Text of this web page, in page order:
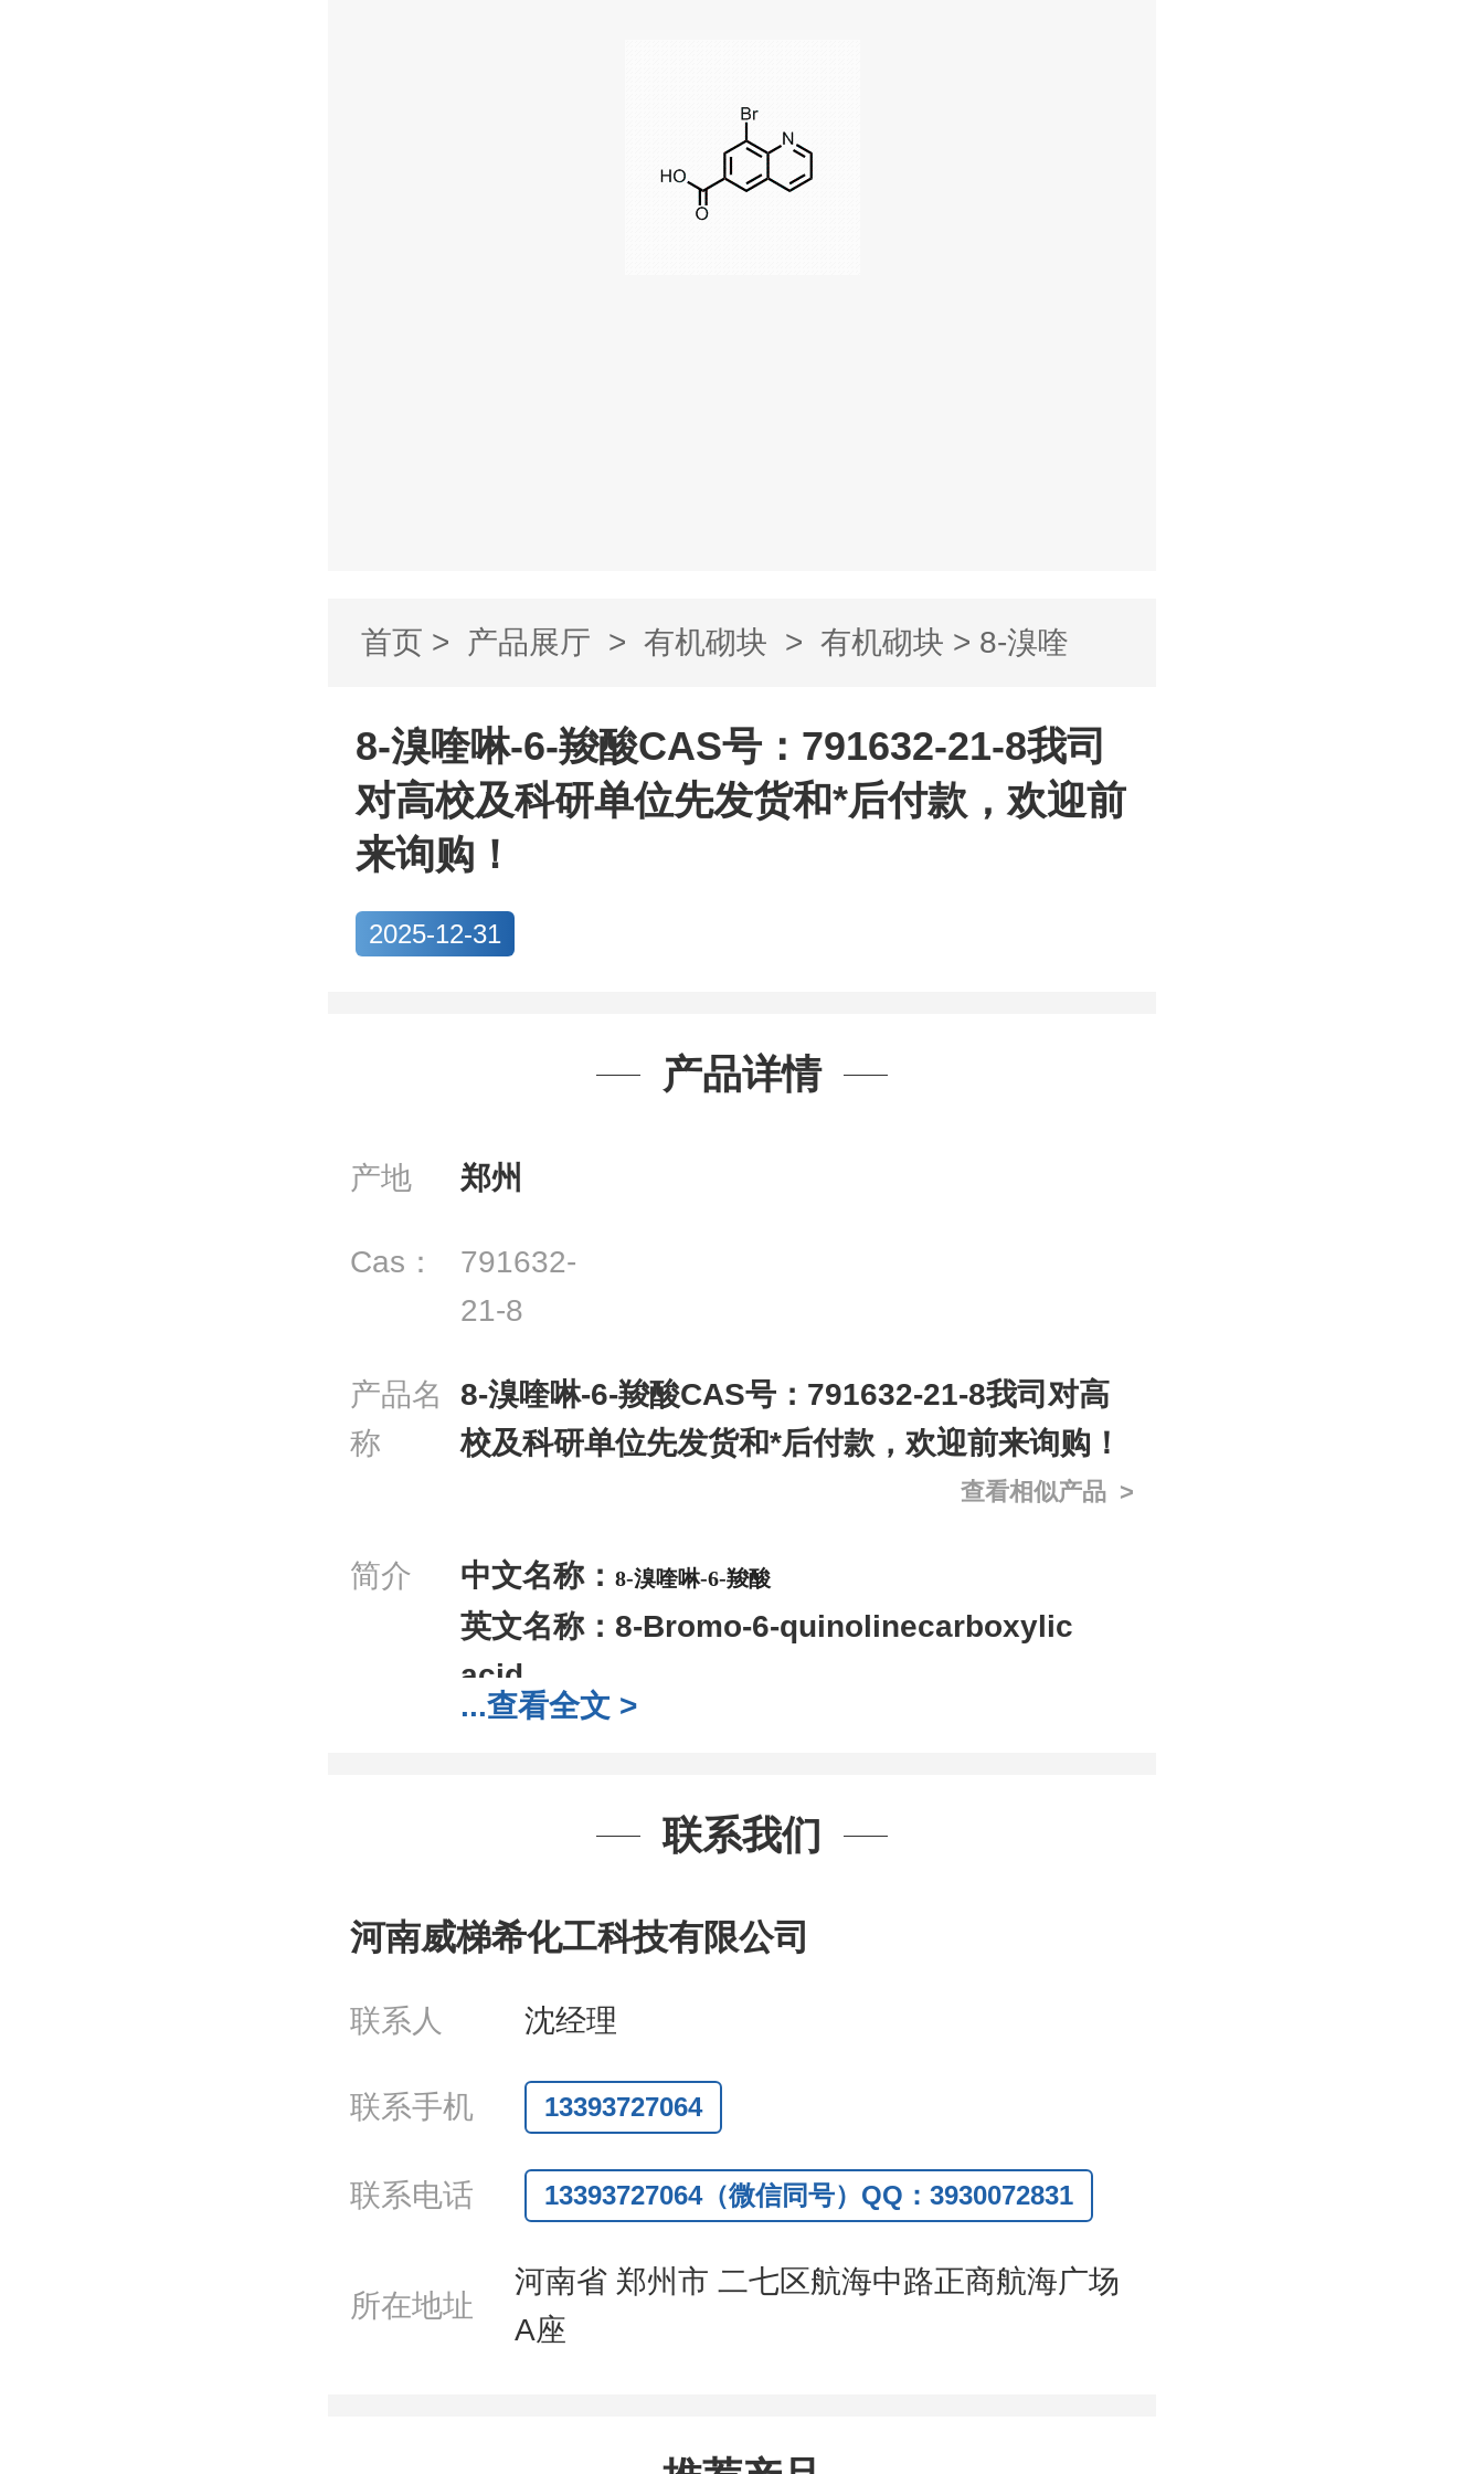
首页 > 产品展厅 > 有机砌块 > 有机砌块 > 8-溴喹
啉-6-羧酸CAS号：791632...
8-溴喹啉-6-羧酸CAS号：791632-21-8我司
对高校及科研单位先发货和*后付款，欢迎前
来询购！
2025-12-31
产品详情
产地 郑州
Cas：
791632-
21-8
产品名
称
8-溴喹啉-6-羧酸CAS号：791632-21-8我司对高
校及科研单位先发货和*后付款，欢迎前来询购！
查看相似产品 >
简介 中文名称： 8-溴喹啉-6-羧酸
英文名称： 8-Bromo-6-quinolinecarboxylic
acid
CAS号：791632-21-8
252.06
;1g;2.5g ;5g ;10g可根据客户需求进行分装
我司对高校及科研单位先发货和
工作中有用到的试剂
电话
:0371-63377391/13393727064
QQ:3930072831
微信 :13393727064
联系人
: 沈晓东( 欢迎致电 或 QQ、微信联系)
...查看全文 >
联系我们
河南威梯希化工科技有限公司
联系人 沈经理
联系手机 13393727064
联系电话 13393727064（微信同号）QQ：3930072831
所在地址
河南省 郑州市 二七区航海中路正商航海广场
A座